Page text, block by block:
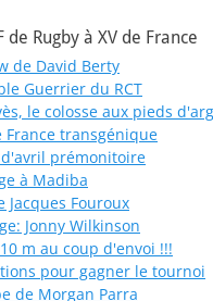
de Rugby à XV de France
de David Berty
Guerrier du RCT
le colosse aux pieds
France transgénique
d'avril prémonitoire
à Madiba
Jacques Fouroux
Jonny Wilkinson
m au coup d'envoi !!!
pour gagner le tournoi
de Morgan Parra